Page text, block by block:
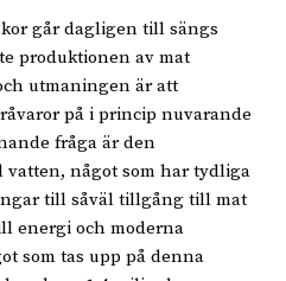
går dagligen till sängs
produktionen av mat
utmaningen är att
på i princip nuvarande
fråga är den
något som har tydliga
till såväl tillgång till mat
energi och moderna
som tas upp på denna